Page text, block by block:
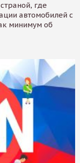
где
автомобилей с
минимум об